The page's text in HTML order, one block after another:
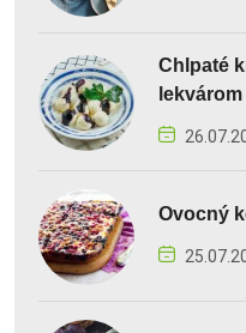
Chlpaté
Ovocný